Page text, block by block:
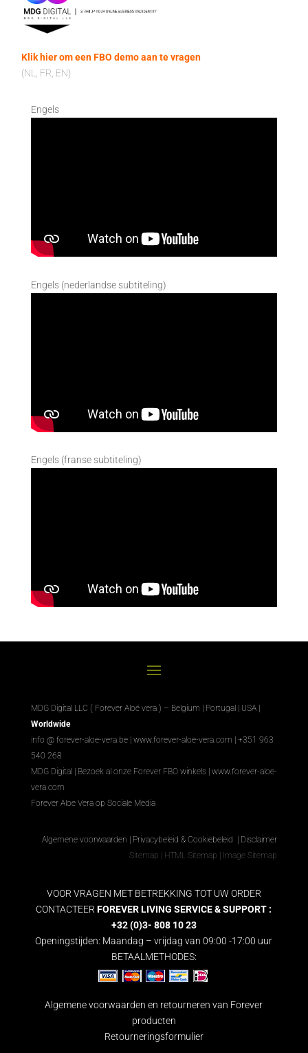
Klik hier om een FBO demo aan te vragen
(NL, FR, EN)
Engels
Engels (nederlandse subtiteling)
Engels (franse subtiteling)
MDG Digital LLC ( Forever Aloë vera ) – Belgium | Portugal | USA |
Worldwide
info @ forever-aloe-vera.be | www.forever-aloe-vera.com | +351 963
540 268
MDG Digital
Bezoek al onze Forever FBO winkels| www.forever-aloe-
vera.com
Forever Aloe Vera op Sociale Media
Algemene voorwaarden Privacybeleid & Cookiebeleid
Disclaimer
Sitemap
HTML Sitemap Image Sitemap
VOOR VRAGEN MET BETREKKING TOT UW ORDER
CONTACTEERFOREVER LIVING SERVICE & SUPPORT :
+32 (0)3- 808 10 23
Openingstijden: Maandag – vrijdag van 09:00 -17:00 uur
BETAALMETHODES:
Algemene voorwaarden en retourneren van Forever
producten
Retourneringsformulier